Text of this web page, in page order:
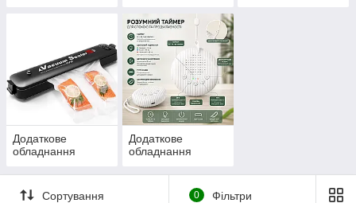
Додаткове
обладнання
Додаткове
обладнання
Сортування 0 Фільтри